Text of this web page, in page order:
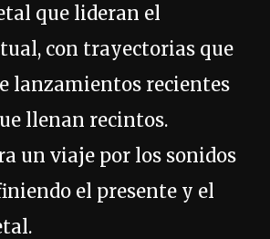
que lideran el
con trayectorias que
lanzamientos recientes
llenan recintos.
un viaje por los sonidos
el presente y el